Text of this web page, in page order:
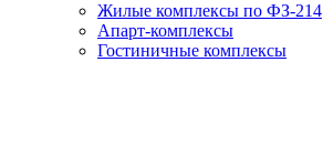
Жилые комплексы по ФЗ-214
Апарт-комплексы
Гостиничные комплексы